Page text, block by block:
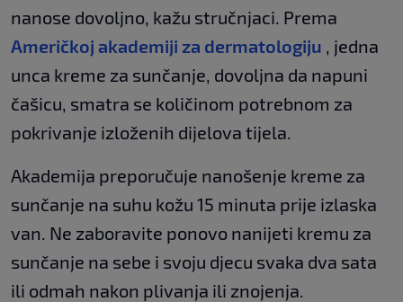
nanose dovoljno, kažu stručnjaci. Prema
Američkoj akademiji za dermatologiju , jedna
unca kreme za sunčanje, dovoljna da napuni
čašicu, smatra se količinom potrebnom za
pokrivanje izloženih dijelova tijela.
Akademija preporučuje nanošenje kreme za
sunčanje na suhu kožu 15 minuta prije izlaska
van. Ne zaboravite ponovo nanijeti kremu za
sunčanje na sebe i svoju djecu svaka dva sata
ili odmah nakon plivanja ili znojenja.